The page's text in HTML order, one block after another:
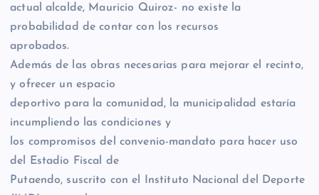
actual alcalde, Mauricio Quiroz- no existe la
probabilidad de contar con los recursos
aprobados.
Además de las obras necesarias para mejorar el recinto,
y ofrecer un espacio
deportivo para la comunidad, la municipalidad estaría
incumpliendo las condiciones y
los compromisos del convenio-mandato para hacer uso
del Estadio Fiscal de
Putaendo, suscrito con el Instituto Nacional del Deporte